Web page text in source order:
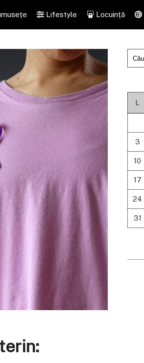
Lifestyle Locuință
L
3
10
17
24
31